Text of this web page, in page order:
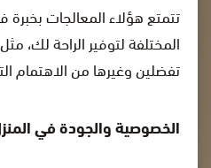
تتمتع هؤلاء المعالجات
المختلفة لتوفير الراحة لك،
تفضلين وغيرها من الاهتمام
الخصوصية والجودة في